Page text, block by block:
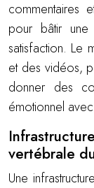
commentaires
pour bâtir
satisfaction. Le
et des vidéos,
donner des
émotionnel
vertébrale
Une